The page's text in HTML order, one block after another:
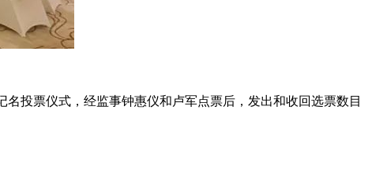
投票仪式，经监事钟惠仪和卢军点票后，发出和收回选票数目